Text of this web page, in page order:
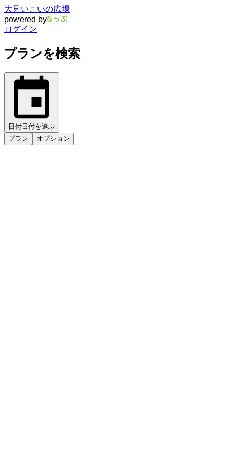
大見いこいの広場
powered by
ログイン
プランを検索
日付 日付を選ぶ
プラン
オプション